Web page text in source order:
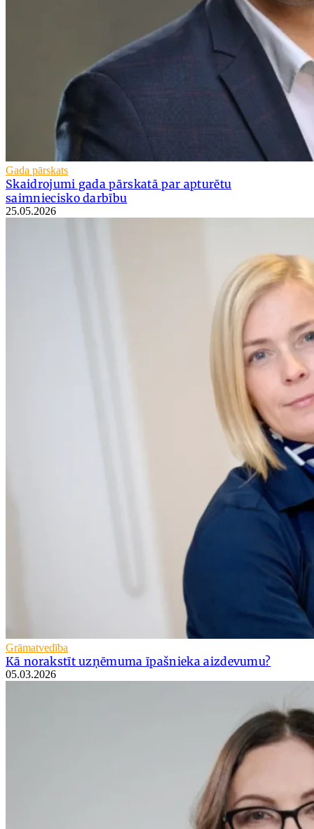
Gada pārskats
Skaidrojumi gada pārskatā par apturētu
saimniecisko darbību
25.05.2026
Grāmatvedība
Kā norakstīt uzņēmuma īpašnieka aizdevumu?
05.03.2026